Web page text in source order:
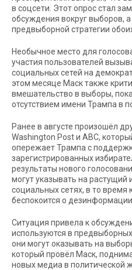
в соцсети. Этот опрос стал
обсуждения вокруг выборов,
предвыборной стратегии
Необычное место для
участия пользователей
социальных сетей на
этом месяце Маск также
вмешательство в выборы,
отсутствием имени Трампа в
Ранее в августе произошёл
Washington Post и ABC,
опережает Трампа с
зарегистрированных
результаты нового
могут указывать на растущий
социальных сетях, в то время
беспокоится о
Ситуация привела к
используются в
они могут оказывать на
который провёл Маск,
новых медиа в политической